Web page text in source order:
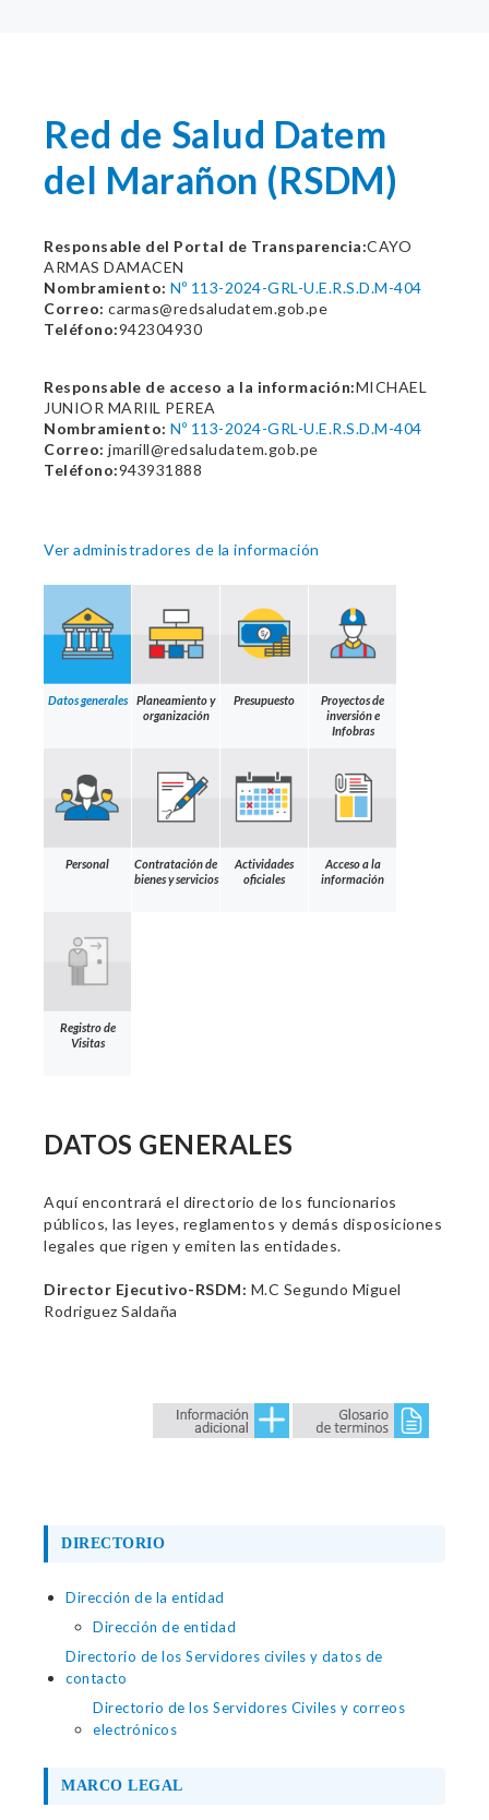
Red de Salud Datem
del Marañon (RSDM)
Responsable del Portal de Transparencia:CAYO
ARMAS DAMACEN
Nombramiento: Nº 113-2024-GRL-U.E.R.S.D.M-404
Correo: carmas@redsaludatem.gob.pe
Teléfono:942304930
Responsable de acceso a la información:MICHAEL
JUNIOR MARIlL PEREA
Nombramiento: Nº 113-2024-GRL-U.E.R.S.D.M-404
Correo: jmarill@redsaludatem.gob.pe
Teléfono:943931888
Ver administradores de la información
Datos generales
Planeamiento y
organización
Presupuesto
Proyectos de
inversión e
Infobras
Personal
Contratación de
bienes y servicios
Actividades
oficiales
Acceso a la
información
Registro de
Visitas
DATOS GENERALES
Aquí encontrará el directorio de los funcionarios
públicos, las leyes, reglamentos y demás disposiciones
legales que rigen y emiten las entidades.
Director Ejecutivo-RSDM: M.C Segundo Miguel
Rodriguez Saldaña
DIRECTORIO
Dirección de la entidad
Dirección de entidad
Directorio de los Servidores civiles y datos de
contacto
Directorio de los Servidores Civiles y correos
electrónicos
MARCO LEGAL